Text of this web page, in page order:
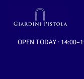
OPEN TODAY ·